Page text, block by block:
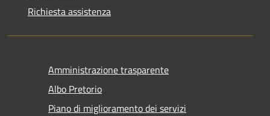
Richiesta assistenza
Amministrazione trasparente
Albo Pretorio
Piano di miglioramento dei servizi